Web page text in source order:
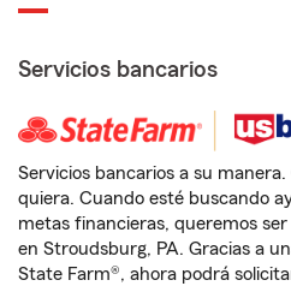
Servicios bancarios
Servicios bancarios a su
quiera. Cuando esté buscando
metas financieras, queremos
en Stroudsburg, PA. Gracias a
State Farm®, ahora podrá